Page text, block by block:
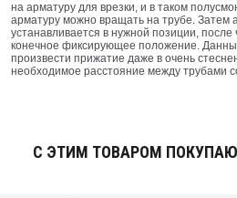
на арматуру для врезки, и в таком
арматуру можно вращать на трубе. Затем
устанавливается в нужной позиции, после
конечное фиксирующее положение.
произвести прижатие даже в очень
необходимое расстояние между трубами
С ЭТИМ ТОВАРОМ